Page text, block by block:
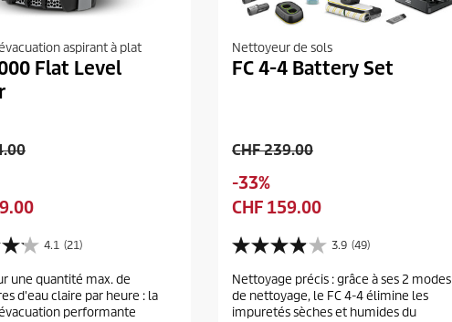
aspirant à plat
Flat Level
4.1 (21)
une quantité max. de
d'eau claire par heure : la
performante
Nettoyeur de sols
FC 4-4 Battery Set
A
c
i
n
r
i
CHF 239.00
S
a
v
g
a
-33%
P
i
a
c
CHF 159.00
3.9 (49)
3
9
s
u
Nettoyage précis : grâce à ses 2 modes
de nettoyage, le FC 4-4 élimine les
impuretés sèches et humides du